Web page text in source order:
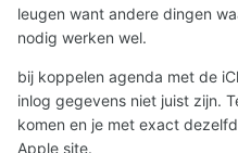
leugen want andere dingen
nodig werken wel.
bij koppelen agenda met de
inlog gegevens niet juist zijn.
komen en je met exact
Apple site.